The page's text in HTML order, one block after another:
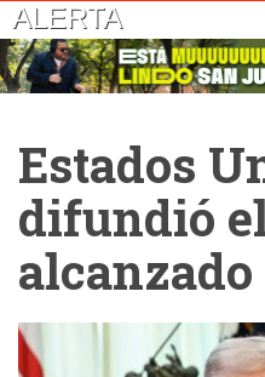
ALERTA
Estados
difundió